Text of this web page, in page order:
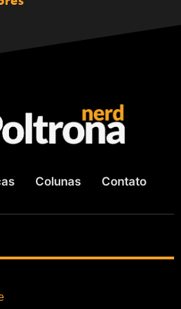
Colunas Contato